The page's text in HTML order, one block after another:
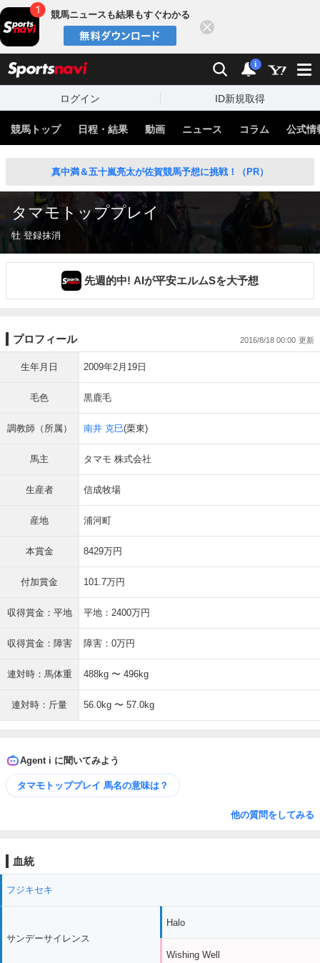
競馬ニュースも結果もすぐわかる
検索 通知
i
ログイン ID新規取得
競馬トップ 日程・結果 動画 ニュース コラム 公式情
真中満＆五十嵐亮太が佐賀競馬予想に挑戦！（PR）
タマモトッププレイ
牡 登録抹消
先週的中! AIが平安エルムSを大予想
プロフィール 2016/8/18 00:00
生年月日 2009年2月19日
毛色 黒鹿毛
調教師（所属） 南井 克巳(栗東)
馬主 タマモ 株式会社
生産者 信成牧場
産地 浦河町
本賞金 8429万円
付加賞金 101.7万円
収得賞金：平地 平地：2400万円
収得賞金：障害 障害：0万円
連対時：馬体重 488kg 〜 496kg
連対時：斤量 56.0kg 〜 57.0kg
Agent i に聞いてみよう
タマモトッププレイ 馬名の意味は？
他の質問をしてみる
血統
フジキセキ
サンデーサイレンス
Halo
Wishing Well